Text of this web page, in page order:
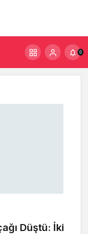
0
Düştü: İki